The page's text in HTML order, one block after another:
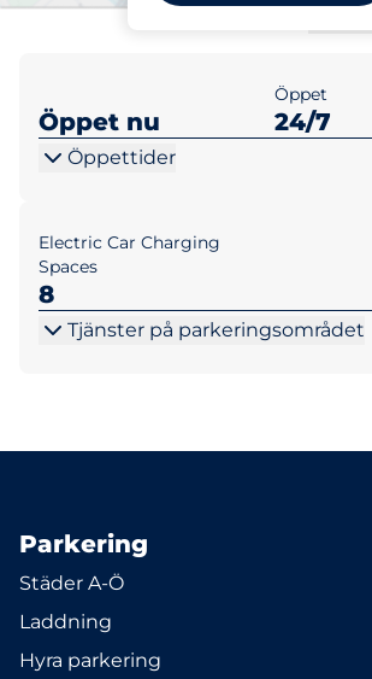
Öppet nu
Öppet
24/7
Öppettider
Electric Car Charging
Spaces
8
Tjänster på parkeringsområdet
Parkering
Städer A-Ö
Laddning
Hyra parkering